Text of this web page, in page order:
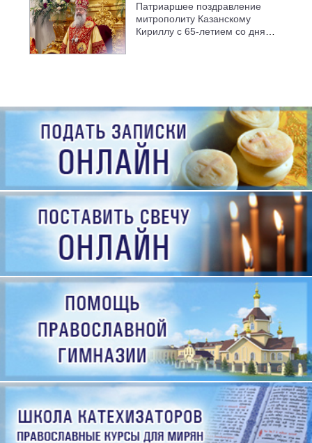
Патриаршее поздравление
митрополиту Казанскому
Кириллу с 65-летием со дня